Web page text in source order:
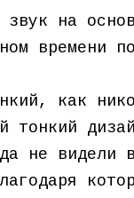
звук на
времени
как
тонкий
не видели